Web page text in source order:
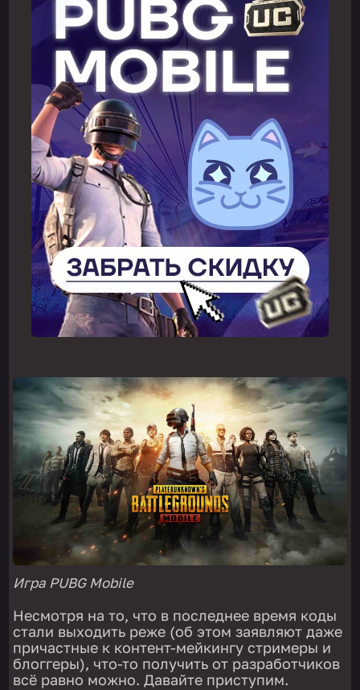
Игра PUBG Mobile
Несмотря на то, что в последнее время коды
стали выходить реже (об этом заявляют даже
причастные к контент-мейкингу стримеры и
блоггеры), что-то получить от разработчиков
всё равно можно. Давайте приступим.